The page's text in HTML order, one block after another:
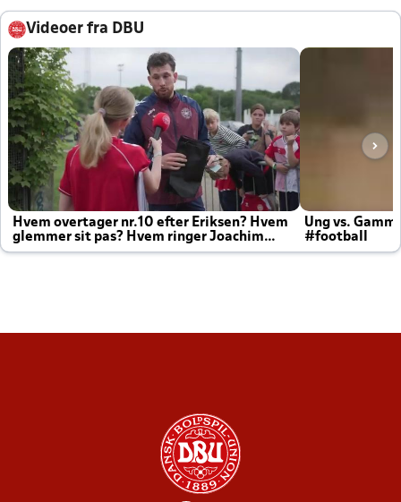
Videoer fra DBU
Hvem overtager nr.10 efter Eriksen? Hvem
glemmer sit pas? Hvem ringer Joachim
altid til efter kampe?
Ung vs.
#football